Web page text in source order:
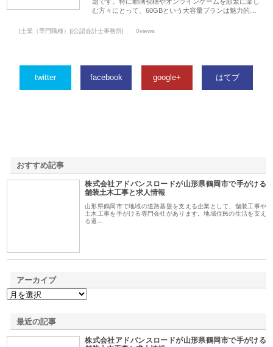
む方々にとって、60GBという大容量プランは魅力的…
[士業（専門職種）][公認会計士事務所] 0views
twitter facebook google+ はてブ
おすすめ記事
株式会社アドバンスロードが山形県鶴岡市で手がける
舗装土木工事と求人情報
山形県鶴岡市で地域の道路基盤を支える企業として、舗装工事や
土木工事を手がける専門会社があります。地域住民の生活を支え
る道…
アーカイブ
最近の記事
株式会社アドバンスロードが山形県鶴岡市で手がける